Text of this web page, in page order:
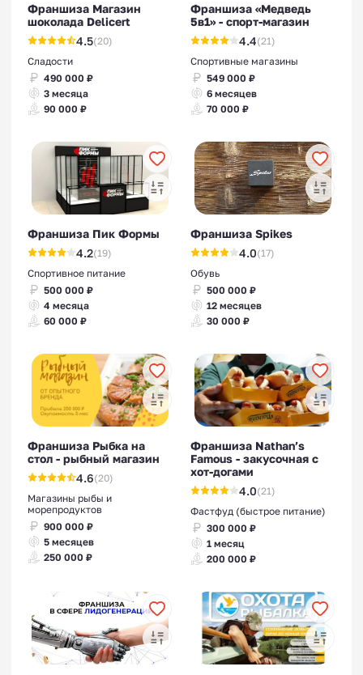
Франшизы спортивных
магазинов
Франшиза Магазин
шоколада Delicert
4.5(20)
Сладости
490 000 ₽
3 месяца
90 000 ₽
Франшиза «Медведь
5в1» - спорт-магазин
4.4(21)
Спортивные магазины
549 000 ₽
6 месяцев
70 000 ₽
Франшиза Пик Формы
4.2(19)
Спортивное питание
500 000 ₽
4 месяца
60 000 ₽
Франшиза Spikes
4.0(17)
Обувь
500 000 ₽
12 месяцев
30 000 ₽
Франшиза Рыбка на
стол - рыбный магазин
4.6(20)
Магазины рыбы и
морепродуктов
900 000 ₽
5 месяцев
250 000 ₽
Франшиза Nathan’s
Famous - закусочная с
хот-догами
4.0(21)
Фастфуд (быстрое питание)
300 000 ₽
1 месяц
200 000 ₽